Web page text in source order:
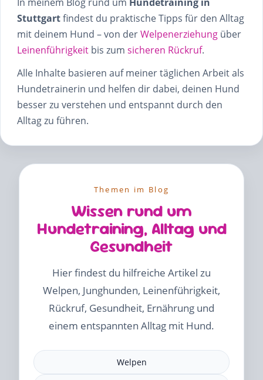
Stuttgartfindest du praktische Tipps für den Alltag
mit deinem Hund – von derWelpenerziehung über
Leinenführigkeit bis zum sicheren Rückruf.
Alle Inhalte basieren auf meiner täglichen Arbeit als
Hundetrainerin und helfen dir dabei, deinen Hund
besser zu verstehen und entspannt durch den
Alltag zu führen.
Themen im Blog
Wissen rund um
Hundetraining, Alltag und
Gesundheit
Hier findest du hilfreiche Artikel zu
Welpen, Junghunden, Leinenführigkeit,
Rückruf, Gesundheit, Ernährung und
einem entspannten Alltag mit Hund.
Welpen